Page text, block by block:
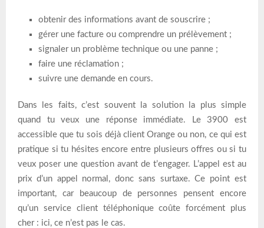
obtenir des informations avant de souscrire ;
gérer une facture ou comprendre un prélèvement ;
signaler un problème technique ou une panne ;
faire une réclamation ;
suivre une demande en cours.
Dans les faits, c’est souvent la solution la plus simple
quand tu veux une réponse immédiate. Le 3900 est
accessible que tu sois déjà client Orange ou non, ce qui est
pratique si tu hésites encore entre plusieurs offres ou si tu
veux poser une question avant de t’engager. L’appel est au
prix d’un appel normal, donc sans surtaxe. Ce point est
important, car beaucoup de personnes pensent encore
qu’un service client téléphonique coûte forcément plus
cher : ici, ce n’est pas le cas.